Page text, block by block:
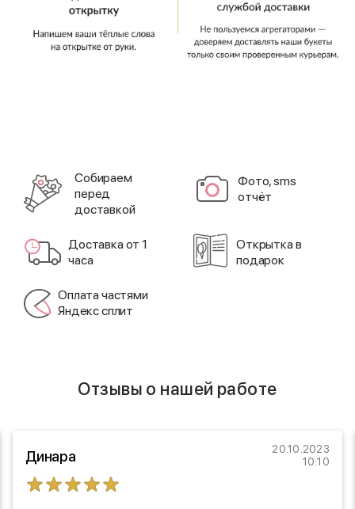
Cобираем
перед
доставкой
Фото, sms
отчёт
Доставка от 1
часа
Открытка в
подарок
Оплата частями
Яндекс сплит
Отзывы о нашей работе
Динара
20.10.2023
10:10